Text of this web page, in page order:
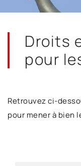
Droits
pour
Retrouvez ci-
pour mener à bien